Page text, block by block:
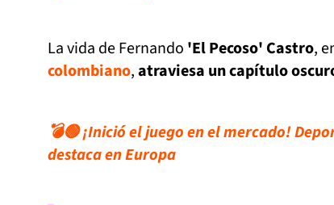
La vida de Fernando 'El Pecoso' Castro,
colombiano,atraviesa un capítulo
💣🟢 ¡Inició el juego en el mercado!
destaca en Europa